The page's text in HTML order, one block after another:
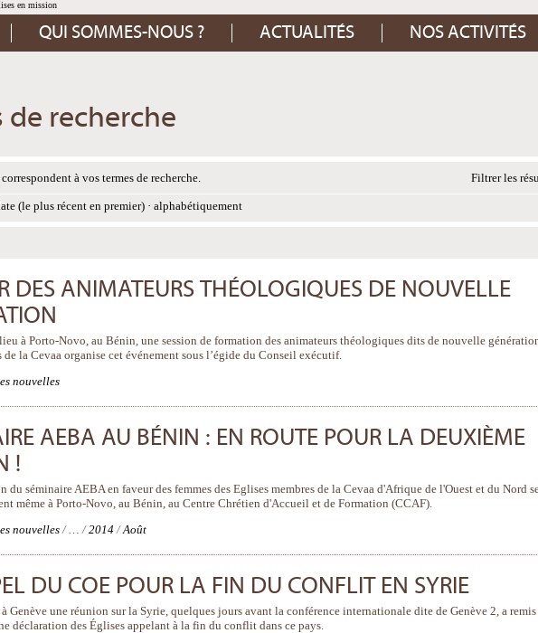
QUI SOMMES-NOUS ? ACTUALITÉS NOS ACTIVITÉS
de recherche
à vos termes de recherche. Filtrer les
(le plus récent en premier) · alphabétiquement
DES ANIMATEURS THÉOLOGIQUES DE NOUVELLE
à Porto-Novo, au Bénin, une session de formation des animateurs théologiques dits de nouvelle
la Cevaa organise cet événement sous l’égide du Conseil exécutif.
nouvelles
AEBA AU BÉNIN : EN ROUTE POUR LA DEUXIÈME
!
du séminaire AEBA en faveur des femmes des Eglises membres de la Cevaa d'Afrique de l'Ouest et du Nord
même à Porto-Novo, au Bénin, au Centre Chrétien d'Accueil et de Formation (CCAF).
nouvelles /…/2014 /Août
DU COE POUR LA FIN DU CONFLIT EN SYRIE
Genève une réunion sur la Syrie, quelques jours avant la conférence internationale dite de Genève 2, a remis
déclaration des Églises appelant à la fin du conflit dans ce pays.